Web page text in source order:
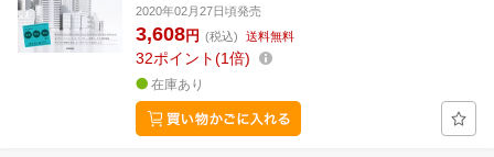
2020年02月27日頃発売
3,608円 (税込) 送料無料
32ポイント 1倍
在庫あり